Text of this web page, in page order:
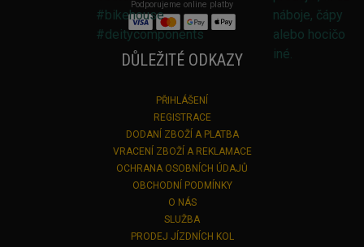
Podporujeme online platby
DŮLEŽITÉ ODKAZY
PŘIHLÁŠENÍ
REGISTRACE
DODANÍ ZBOŽÍ A PLATBA
VRACENÍ ZBOŽÍ A REKLAMACE
OCHRANA OSOBNÍCH ÚDAJŮ
OBCHODNÍ PODMÍNKY
O NÁS
SLUŽBA
PRODEJ JÍZDNÍCH KOL